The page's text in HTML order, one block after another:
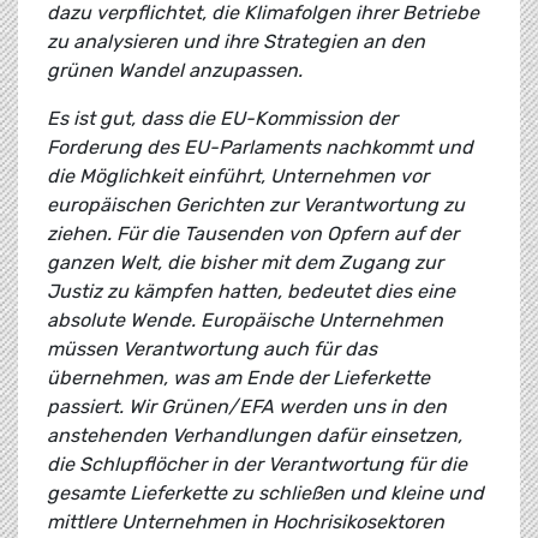
dazu verpflichtet, die Klimafolgen ihrer Betriebe
zu analysieren und ihre Strategien an den
grünen Wandel anzupassen.
Es ist gut, dass die EU-Kommission der
Forderung des EU-Parlaments nachkommt und
die Möglichkeit einführt, Unternehmen vor
europäischen Gerichten zur Verantwortung zu
ziehen. Für die Tausenden von Opfern auf der
ganzen Welt, die bisher mit dem Zugang zur
Justiz zu kämpfen hatten, bedeutet dies eine
absolute Wende. Europäische Unternehmen
müssen Verantwortung auch für das
übernehmen, was am Ende der Lieferkette
passiert. Wir Grünen/EFA werden uns in den
anstehenden Verhandlungen dafür einsetzen,
die Schlupflöcher in der Verantwortung für die
gesamte Lieferkette zu schließen und kleine und
mittlere Unternehmen in Hochrisikosektoren